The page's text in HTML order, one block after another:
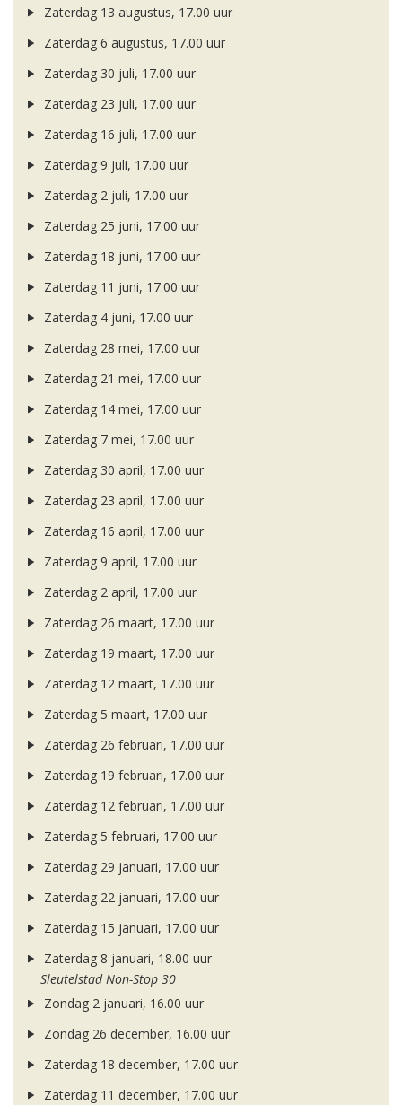
Zaterdag 13 augustus, 17.00 uur
Zaterdag 6 augustus, 17.00 uur
Zaterdag 30 juli, 17.00 uur
Zaterdag 23 juli, 17.00 uur
Zaterdag 16 juli, 17.00 uur
Zaterdag 9 juli, 17.00 uur
Zaterdag 2 juli, 17.00 uur
Zaterdag 25 juni, 17.00 uur
Zaterdag 18 juni, 17.00 uur
Zaterdag 11 juni, 17.00 uur
Zaterdag 4 juni, 17.00 uur
Zaterdag 28 mei, 17.00 uur
Zaterdag 21 mei, 17.00 uur
Zaterdag 14 mei, 17.00 uur
Zaterdag 7 mei, 17.00 uur
Zaterdag 30 april, 17.00 uur
Zaterdag 23 april, 17.00 uur
Zaterdag 16 april, 17.00 uur
Zaterdag 9 april, 17.00 uur
Zaterdag 2 april, 17.00 uur
Zaterdag 26 maart, 17.00 uur
Zaterdag 19 maart, 17.00 uur
Zaterdag 12 maart, 17.00 uur
Zaterdag 5 maart, 17.00 uur
Zaterdag 26 februari, 17.00 uur
Zaterdag 19 februari, 17.00 uur
Zaterdag 12 februari, 17.00 uur
Zaterdag 5 februari, 17.00 uur
Zaterdag 29 januari, 17.00 uur
Zaterdag 22 januari, 17.00 uur
Zaterdag 15 januari, 17.00 uur
Zaterdag 8 januari, 18.00 uur
Sleutelstad Non-Stop 30
Zondag 2 januari, 16.00 uur
Zondag 26 december, 16.00 uur
Zaterdag 18 december, 17.00 uur
Zaterdag 11 december, 17.00 uur